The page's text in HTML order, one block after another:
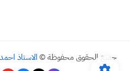
جميع الحقوق محفوظة © الاستاذ